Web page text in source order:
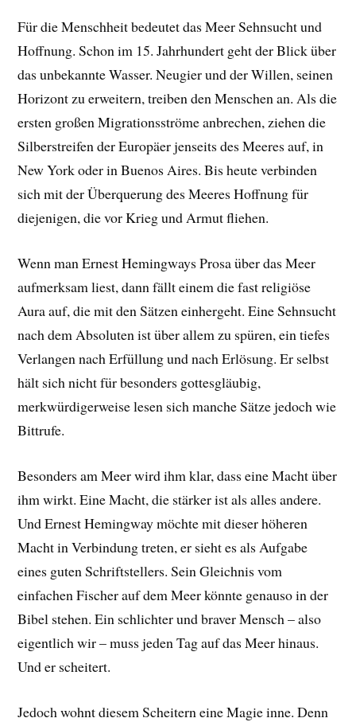
Für die Menschheit bedeutet das Meer Sehnsucht und
Hoffnung. Schon im 15. Jahrhundert geht der Blick über
das unbekannte Wasser. Neugier und der Willen, seinen
Horizont zu erweitern, treiben den Menschen an. Als die
ersten großen Migrationsströme anbrechen, ziehen die
Silberstreifen der Europäer jenseits des Meeres auf, in
New York oder in Buenos Aires. Bis heute verbinden
sich mit der Überquerung des Meeres Hoffnung für
diejenigen, die vor Krieg und Armut fliehen.
Wenn man Ernest Hemingways Prosa über das Meer
aufmerksam liest, dann fällt einem die fast religiöse
Aura auf, die mit den Sätzen einhergeht. Eine Sehnsucht
nach dem Absoluten ist über allem zu spüren, ein tiefes
Verlangen nach Erfüllung und nach Erlösung. Er selbst
hält sich nicht für besonders gottesgläubig,
merkwürdigerweise lesen sich manche Sätze jedoch wie
Bittrufe.
Besonders am Meer wird ihm klar, dass eine Macht über
ihm wirkt. Eine Macht, die stärker ist als alles andere.
Und Ernest Hemingway möchte mit dieser höheren
Macht in Verbindung treten, er sieht es als Aufgabe
eines guten Schriftstellers. Sein Gleichnis vom
einfachen Fischer auf dem Meer könnte genauso in der
Bibel stehen. Ein schlichter und braver Mensch – also
eigentlich wir – muss jeden Tag auf das Meer hinaus.
Und er scheitert.
Jedoch wohnt diesem Scheitern eine Magie inne. Denn